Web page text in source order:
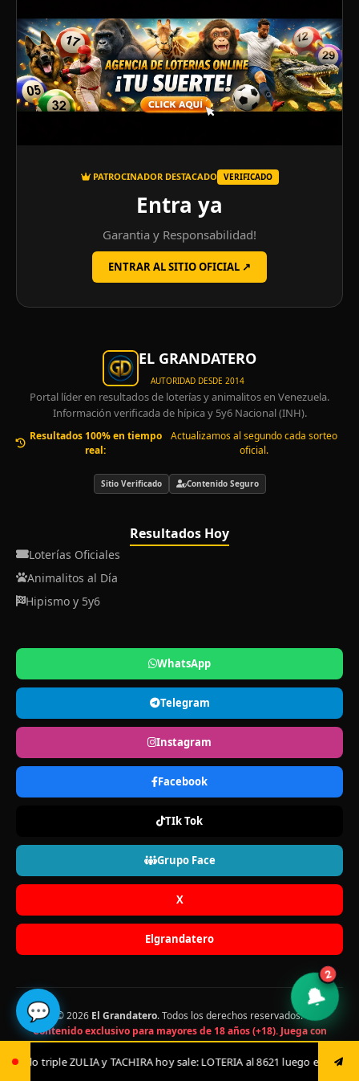
hoy sale: LOTERIA al 8621 luego envía ya: ANIMAL al 8621 jugada
PATROCINADOR DESTACADO VERIFICADO
Entra ya
Garantia y Responsabilidad!
ENTRAR AL SITIO OFICIAL ↗
EL GRANDATERO
AUTORIDAD DESDE 2014
Portal líder en resultados de loterías y animalitos en Venezuela.
Información verificada de hípica y 5y6 Nacional (INH).
Resultados 100% en tiempo
real:
Actualizamos al segundo cada sorteo
oficial.
Sitio Verificado Contenido Seguro
Resultados Hoy
Loterías Oficiales
Animalitos al Día
Hipismo y 5y6
WhatsApp
Telegram
Instagram
Facebook
TIk Tok
Grupo Face
X
Elgrandatero
© 2026 El Grandatero. Todos los derechos reservados.
Contenido exclusivo para mayores de 18 años (+18). Juega con
responsabilidad.
Sobre NosotrosRecursos
🔔
2
💬